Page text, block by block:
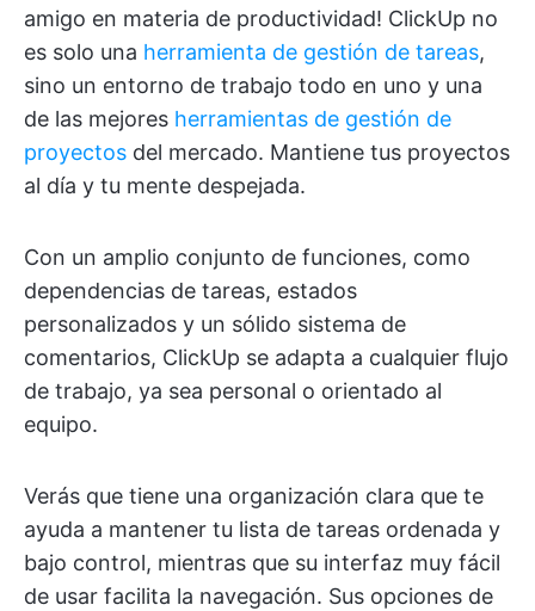
amigo en materia de productividad! ClickUp no
es solo una herramienta de gestión de tareas,
sino un entorno de trabajo todo en uno y una
de las mejores herramientas de gestión de
proyectos del mercado. Mantiene tus proyectos
al día y tu mente despejada.
Con un amplio conjunto de funciones, como
dependencias de tareas, estados
personalizados y un sólido sistema de
comentarios, ClickUp se adapta a cualquier flujo
de trabajo, ya sea personal o orientado al
equipo.
Verás que tiene una organización clara que te
ayuda a mantener tu lista de tareas ordenada y
bajo control, mientras que su interfaz muy fácil
de usar facilita la navegación. Sus opciones de